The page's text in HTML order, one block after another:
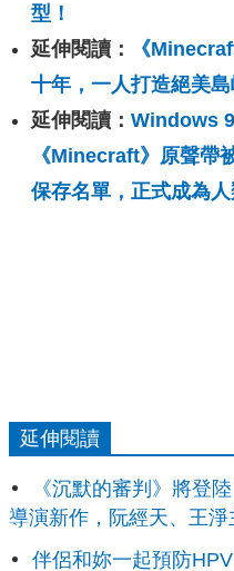
型！
延伸閱讀：
《
十年，一人打造絕美
延伸閱讀： Windows
《Minecraft》原聲帶
保存名單，正式成為
延伸閱讀
《沉默的審判》將登
導演新作，阮經天、王淨
伴侶和妳一起預防